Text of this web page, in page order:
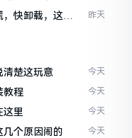
快卸载，这几
昨天
楚这玩意 今天
教程 今天
里 今天
个原因闹的 今天